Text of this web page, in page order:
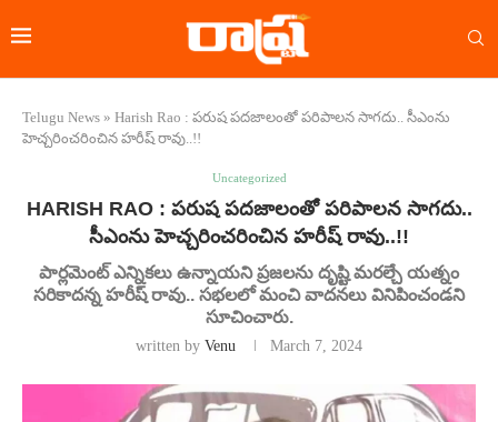
Telugu News » Harish Rao : పరుష పదజాలంతో పరిపాలన సాగదు.. సీఎంను
హెచ్చరించరించిన హరీష్ రావు..!!
Uncategorized
HARISH RAO : పరుష పదజాలంతో పరిపాలన సాగదు..
సీఎంను హెచ్చరించరించిన హరీష్ రావు..!!
పార్లమెంట్ ఎన్నికలు ఉన్నాయని ప్రజలను దృష్టి మరల్చే యత్నం
సరికాదన్న హరీష్ రావు.. సభలలో మంచి వాదనలు వినిపించండని
సూచించారు.
written by Venu March 7, 2024